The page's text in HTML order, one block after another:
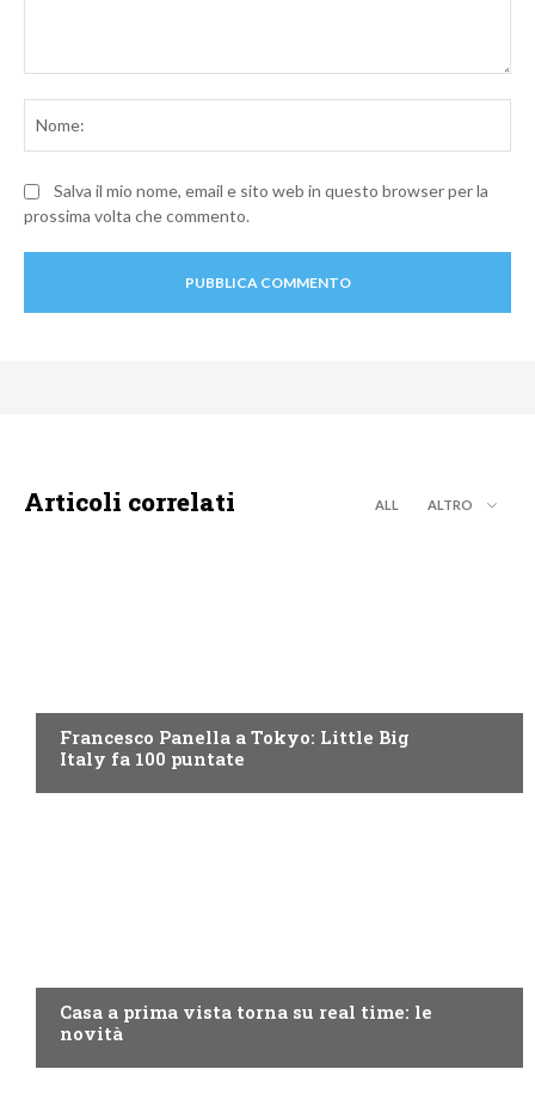
Salva il mio nome, email e sito web in questo browser per la
prossima volta che commento.
Articoli correlati ALL ALTRO
Francesco Panella a Tokyo: Little Big
Italy fa 100 puntate
Casa a prima vista torna su real time: le
novità